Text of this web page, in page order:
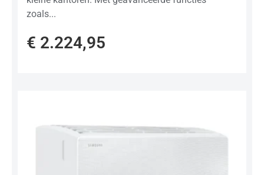
zoals...
€ 2.224,95